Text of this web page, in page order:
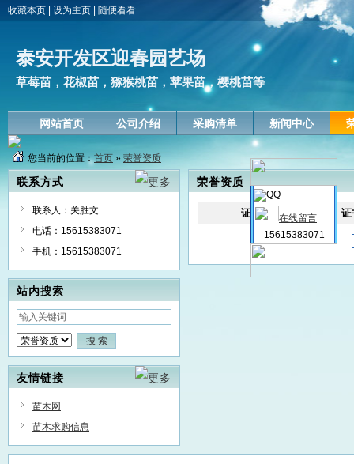
收藏本页 设为主页 随便看看
泰安开发区迎春园艺场
草莓苗，花椒苗，猕猴桃苗，苹果苗，樱桃苗等
网站首页 公司介绍 采购清单 新闻中心
您当前的位置：首页 » 荣誉资质
联系方式
联系人：关胜文
电话：15615383071
手机：15615383071
站内搜索
友情链接
苗木网
苗木求购信息
荣誉资质
证书 证
在线留言
15615383071